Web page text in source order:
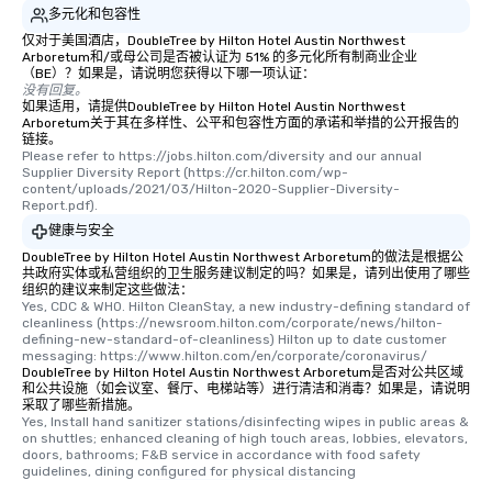
Smacking Foodie Tours, you and your
group members never have to worry
about waiting in line to get into a top
restaurant or being shown to a less
than desirable table. On our tours,
everyone is treated like a VIP with
immediate seating upon arrival.
What’s more, your group may receive
a special warm welcome personally
from the restaurant chef. Menus can
be printed featuring your logo, too,
which can be an added bonus for all
those Instagram moments you share.
For added ease, we can even arrange
transportation pick-up and drop-off,
as well as an event photographer. And
for groups that desire an extra luxe
experience, we can also arrange for
an evening helicopter ride over the
glittering lights of The Strip. A
Memorable Experience for All Lip
多元化和包容性
仅对于美国酒店，DoubleTree by Hilton Hotel Austin Northwest
Arboretum和/或母公司是否被认证为 51% 的多元化所有制商业企业
（BE）？如果是，请说明您获得以下哪一项认证：
没有回复。
如果适用，请提供DoubleTree by Hilton Hotel Austin Northwest
Arboretum关于其在多样性、公平和包容性方面的承诺和举措的公开报告的
链接。
Please refer to https://jobs.hilton.com/diversity and our annual
Supplier Diversity Report (https://cr.hilton.com/wp-
content/uploads/2021/03/Hilton-2020-Supplier-Diversity-
Report.pdf).
健康与安全
DoubleTree by Hilton Hotel Austin Northwest Arboretum的做法是根据公
共政府实体或私营组织的卫生服务建议制定的吗？如果是，请列出使用了哪些
组织的建议来制定这些做法：
Yes, CDC & WHO. Hilton CleanStay, a new industry-defining standard of
cleanliness (https://newsroom.hilton.com/corporate/news/hilton-
defining-new-standard-of-cleanliness) Hilton up to date customer
messaging: https://www.hilton.com/en/corporate/coronavirus/
DoubleTree by Hilton Hotel Austin Northwest Arboretum是否对公共区域
和公共设施（如会议室、餐厅、电梯站等）进行清洁和消毒？如果是，请说明
采取了哪些新措施。
Yes, Install hand sanitizer stations/disinfecting wipes in public areas &
on shuttles; enhanced cleaning of high touch areas, lobbies, elevators,
doors, bathrooms; F&B service in accordance with food safety
guidelines, dining configured for physical distancing